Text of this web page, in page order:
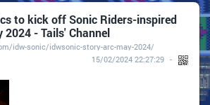
to kick off Sonic Riders-inspired
- Tails' Channel
idw-sonic/idwsonic-story-arc-may-2024/
15/02/2024 22:27:29